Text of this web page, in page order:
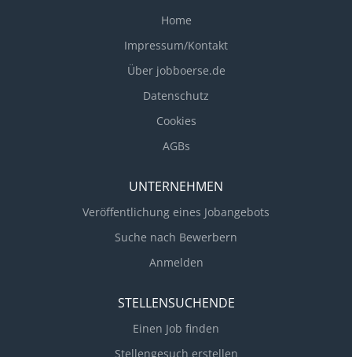
Home
Impressum/Kontakt
Über jobboerse.de
Datenschutz
Cookies
AGBs
UNTERNEHMEN
Veröffentlichung eines Jobangebots
Suche nach Bewerbern
Anmelden
STELLENSUCHENDE
Einen Job finden
Stellengesuch erstellen